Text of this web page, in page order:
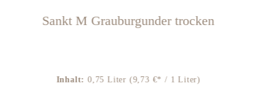
Sankt M Grauburgunder trocken
Inhalt:0,75 Liter(9,73 €* / 1 Liter)